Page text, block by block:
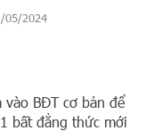
05/2024
vào BĐT cơ bản để
bất đẳng thức mới